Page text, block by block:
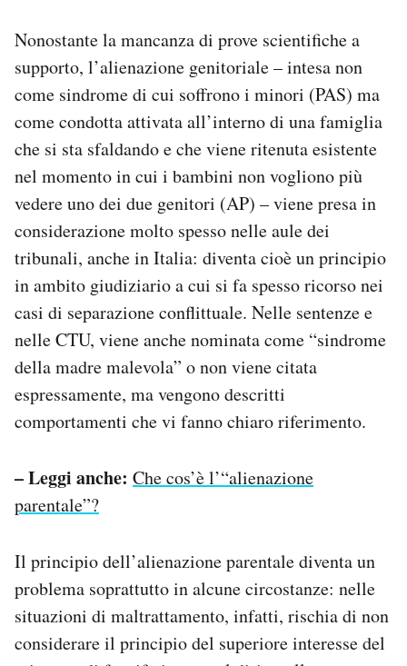
Nonostante la mancanza di prove scientifiche a
supporto, l’alienazione genitoriale – intesa non
come sindrome di cui soffrono i minori (PAS) ma
come condotta attivata all’interno di una famiglia
che si sta sfaldando e che viene ritenuta esistente
nel momento in cui i bambini non vogliono più
vedere uno dei due genitori (AP) – viene presa in
considerazione molto spesso nelle aule dei
tribunali, anche in Italia: diventa cioè un principio
in ambito giudiziario a cui si fa spesso ricorso nei
casi di separazione conflittuale. Nelle sentenze e
nelle CTU, viene anche nominata come “sindrome
della madre malevola” o non viene citata
espressamente, ma vengono descritti
comportamenti che vi fanno chiaro riferimento.
– Leggi anche: Che cos’è l’“alienazione
parentale”?
Il principio dell’alienazione parentale diventa un
problema soprattutto in alcune circostanze: nelle
situazioni di maltrattamento, infatti, rischia di non
considerare il principio del superiore interesse del